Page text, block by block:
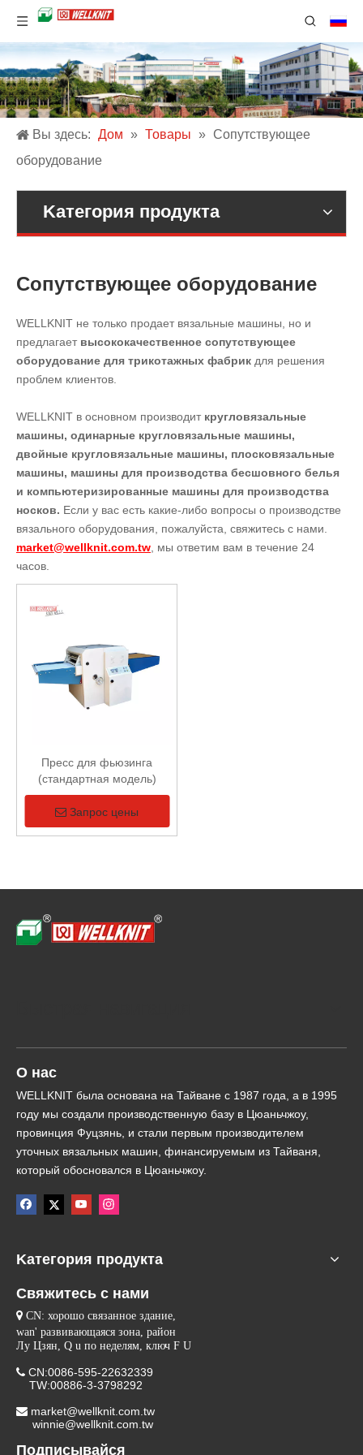
Вы здесь: Дом » Товары » Сопутствующее
оборудование
Kатегория продукта
Сопутствующее оборудование
WELLKNIT не только продает вязальные машины, но и
предлагает высококачественное сопутствующее
оборудование для трикотажных фабрик для решения
проблем клиентов.
WELLKNIT в основном производит кругловязальные
машины, одинарные кругловязальные машины,
двойные кругловязальные машины, плосковязальные
машины, машины для производства бесшовного белья
и компьютеризированные машины для производства
носков. Если у вас есть какие-либо вопросы о производстве
вязального оборудования, пожалуйста, свяжитесь с нами.
market@wellknit.com.tw, мы ответим вам в течение 24
часов.
Пресс для фьюзинга
(стандартная модель)
Запрос цены
О нас
WELLKNIT была основана на Тайване с 1987 года, а в 1995
году мы создали производственную базу в Цюаньчжоу,
провинция Фуцзянь, и стали первым производителем
уточных вязальных машин, финансируемым из Тайваня,
который обосновался в Цюаньчжоу.
Kатегория продукта
Свяжитесь с нами
 CN: хорошо связанное здание,
wan' развивающаяся зона, район
Лу Цзян, Q u по неделям, ключ F U
 CN:0086-595-22632339
TW:00886-3-3798292
 market@wellknit.com.tw
winnie@wellknit.com.tw
Подписывайся